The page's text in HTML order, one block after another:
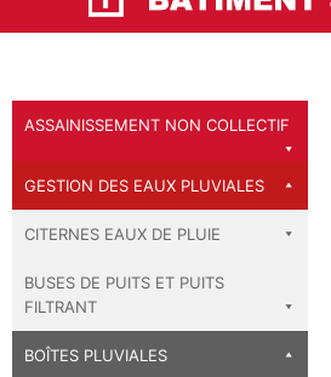
ASSAINISSEMENT NON COLLECTIF
GESTION DES EAUX PLUVIALES
CITERNES EAUX DE PLUIE
BUSES DE PUITS ET PUITS
FILTRANT
BOÎTES PLUVIALES